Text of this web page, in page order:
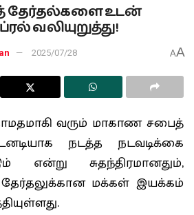
தேர்தல்களை உடன்
வலியுறுத்து!
2025/07/28 AA
வரும் மாகாண சபைத்
நடத்த நடவடிக்கை
என்று சுதந்திரமானதும்,
தேர்தலுக்கான மக்கள் இயக்கம்